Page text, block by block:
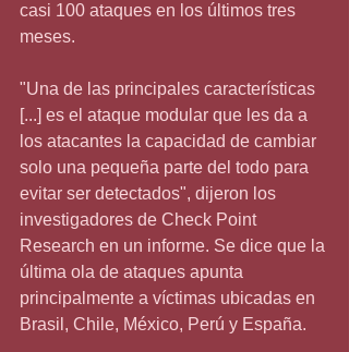
casi 100 ataques en los últimos tres
meses.
"Una de las principales características
[...] es el ataque modular que les da a
los atacantes la capacidad de cambiar
solo una pequeña parte del todo para
evitar ser detectados", dijeron los
investigadores de Check Point
Research en un informe. Se dice que la
última ola de ataques apunta
principalmente a víctimas ubicadas en
Brasil, Chile, México, Perú y España.